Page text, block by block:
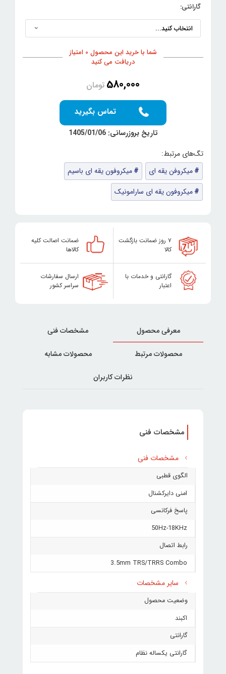
گارانتی:
شما با خرید این محصول 0 امتیاز
دریافت می کنید
580,000 تومان
تماس بگیرید
تاریخ بروزرسانی: 1405/01/06
میکروفن یقه ای
میکروفون یقه ای باسیم
میکروفون یقه ای سارامونیک
۷ روز ضمانت بازگشت
کالا
ضمانت اصالت کلیه
کالاها
گارانتی و خدمات با
اعتبار
ارسال سفارشات
سراسر کشور
معرفی محصول مشخصات فنی
محصولات مرتبط محصولات مشابه
نظرات کاربران
مشخصات فنی
مشخصات فنی
الگوی قطبی
امنی دایرکشنال
پاسخ فرکانسی
50Hz-18KHz
رابط اتصال
3.5mm TRS/TRRS Combo
سایر مشخصات
وضعیت محصول
اکبند
گارانتی
گارانتی یکساله نظام